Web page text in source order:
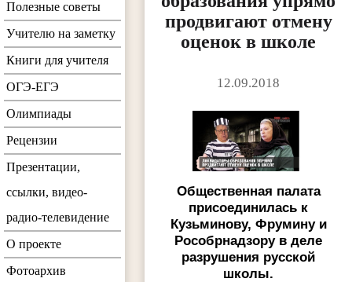
продвигают отмену
оценок в школе
12.09.2018
Общественная палата
присоединилась к
Кузьминову, Фрумину и
Рособрнадзору в деле
разрушения русской
школы.
Полезные советы
Учителю на заметку
Книги для учителя
ОГЭ-ЕГЭ
Олимпиады
Рецензии
Презентации,
ссылки, видео-
радио-телевидение
О проекте
Фотоархив